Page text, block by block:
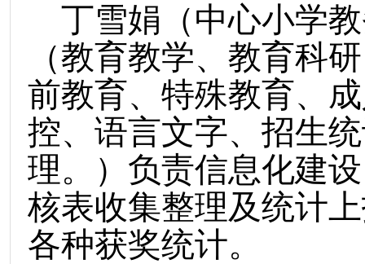
丁雪娟（中心小学
（教育教学、教育科
前教育、特殊教育、
控、语言文字、招生
理。）负责信息化建
核表收集整理及统计
各种获奖统计。